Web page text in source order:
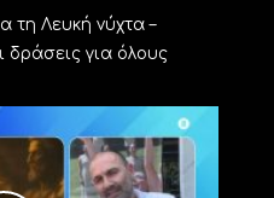
τη Λευκή νύχτα –
για όλους